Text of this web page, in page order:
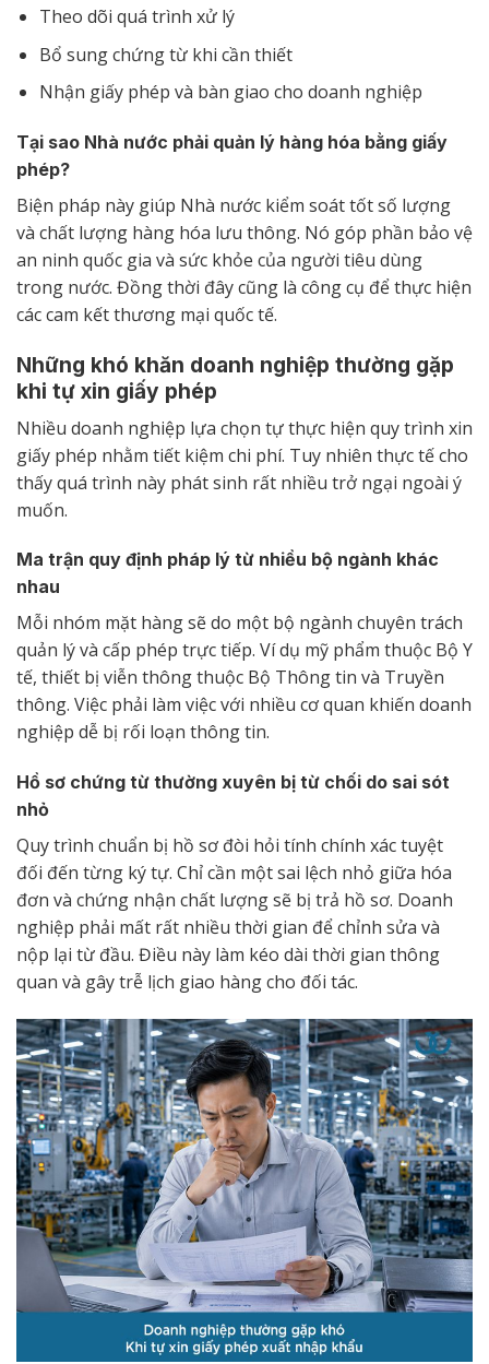
Theo dõi quá trình xử lý
Bổ sung chứng từ khi cần thiết
Nhận giấy phép và bàn giao cho doanh nghiệp
Tại sao Nhà nước phải quản lý hàng hóa bằng giấy
phép?
Biện pháp này giúp Nhà nước kiểm soát tốt số lượng
và chất lượng hàng hóa lưu thông. Nó góp phần bảo vệ
an ninh quốc gia và sức khỏe của người tiêu dùng
trong nước. Đồng thời đây cũng là công cụ để thực hiện
các cam kết thương mại quốc tế.
Những khó khăn doanh nghiệp thường gặp
khi tự xin giấy phép
Nhiều doanh nghiệp lựa chọn tự thực hiện quy trình xin
giấy phép nhằm tiết kiệm chi phí. Tuy nhiên thực tế cho
thấy quá trình này phát sinh rất nhiều trở ngại ngoài ý
muốn.
Ma trận quy định pháp lý từ nhiều bộ ngành khác
nhau
Mỗi nhóm mặt hàng sẽ do một bộ ngành chuyên trách
quản lý và cấp phép trực tiếp. Ví dụ mỹ phẩm thuộc Bộ Y
tế, thiết bị viễn thông thuộc Bộ Thông tin và Truyền
thông. Việc phải làm việc với nhiều cơ quan khiến doanh
nghiệp dễ bị rối loạn thông tin.
Hồ sơ chứng từ thường xuyên bị từ chối do sai sót
nhỏ
Quy trình chuẩn bị hồ sơ đòi hỏi tính chính xác tuyệt
đối đến từng ký tự. Chỉ cần một sai lệch nhỏ giữa hóa
đơn và chứng nhận chất lượng sẽ bị trả hồ sơ. Doanh
nghiệp phải mất rất nhiều thời gian để chỉnh sửa và
nộp lại từ đầu. Điều này làm kéo dài thời gian thông
quan và gây trễ lịch giao hàng cho đối tác.